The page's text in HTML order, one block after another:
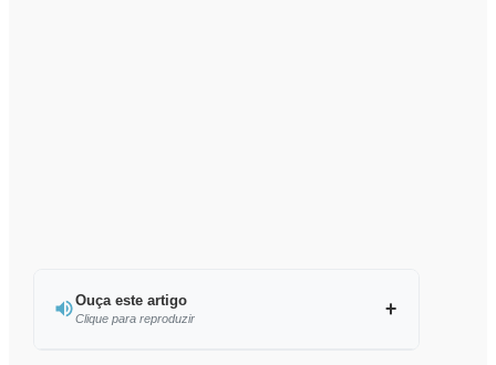
Ouça este artigo
Clique para reproduzir